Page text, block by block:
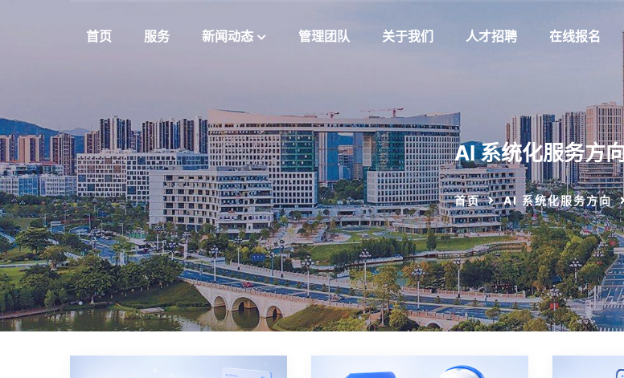
首页 服务 新闻动态 管理团队 关于我们 人才招聘 在线报名
AI 系统化服务方
首页 AI 系统化服务方向